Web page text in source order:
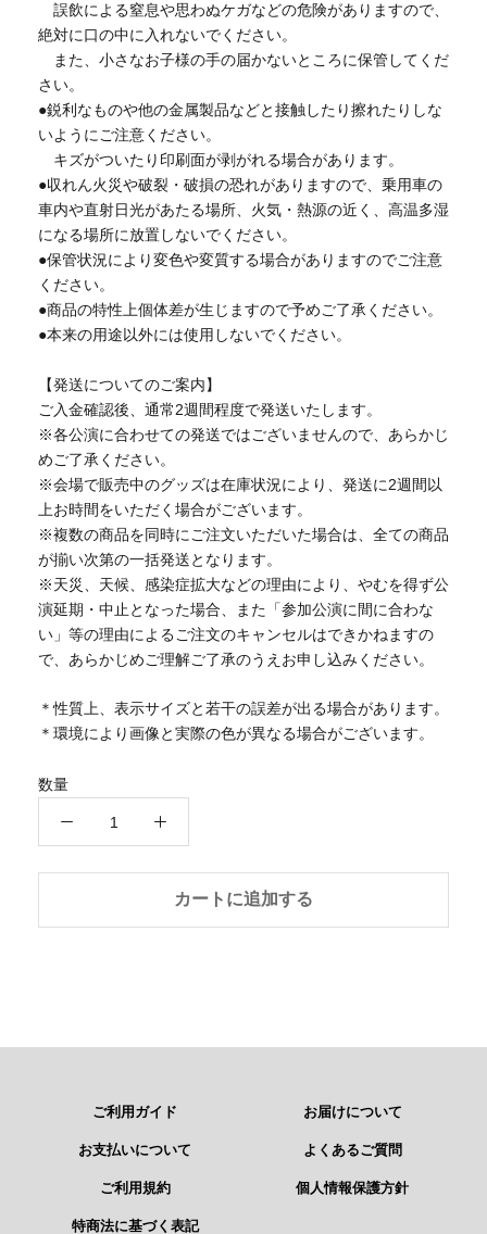
誤飲による窒息や思わぬケガなどの危険がありますので、
絶対に口の中に入れないでください。
また、小さなお子様の手の届かないところに保管してくだ
さい。
●鋭利なものや他の金属製品などと接触したり擦れたりしな
いようにご注意ください。
キズがついたり印刷面が剥がれる場合があります。
●収れん火災や破裂・破損の恐れがありますので、乗用車の
車内や直射日光があたる場所、火気・熱源の近く、高温多湿
になる場所に放置しないでください。
●保管状況により変色や変質する場合がありますのでご注意
ください。
●商品の特性上個体差が生じますので予めご了承ください。
●本来の用途以外には使用しないでください。
【発送についてのご案内】
ご入金確認後、通常2週間程度で発送いたします。
※各公演に合わせての発送ではございませんので、あらかじ
めご了承ください。
※会場で販売中のグッズは在庫状況により、発送に2週間以
上お時間をいただく場合がございます。
※複数の商品を同時にご注文いただいた場合は、全ての商品
が揃い次第の一括発送となります。
※天災、天候、感染症拡大などの理由により、やむを得ず公
演延期・中止となった場合、また「参加公演に間に合わな
い」等の理由によるご注文のキャンセルはできかねますの
で、あらかじめご理解ご了承のうえお申し込みください。
＊性質上、表示サイズと若干の誤差が出る場合があります。
＊環境により画像と実際の色が異なる場合がございます。
数量
カートに追加する
ご利用ガイド お届けについて
お支払いについて よくあるご質問
ご利用規約 個人情報保護方針
特商法に基づく表記